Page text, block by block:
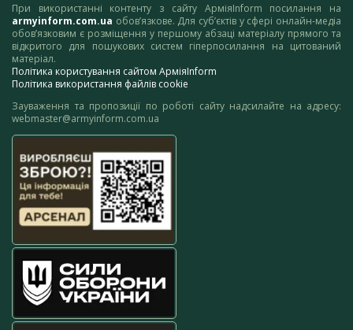
При використанні контенту з сайту АрміяInform посилання на
armyinform.com.ua обов’язкове. Для суб’єктів у сфері онлайн-медіа
обов’язковим є розміщення у першому абзаці матеріалу прямого та
відкритого для пошукових систем гіперпосилання на цитований
матеріал.
Політика користування сайтом АрміяInform
Політика використання файлів cookie
Зауваження та пропозиції по роботі сайту надсилайте на адресу:
webmaster@armyinform.com.ua